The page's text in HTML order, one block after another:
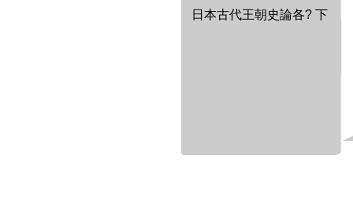
日本古代王朝史論各? 下